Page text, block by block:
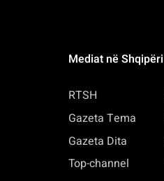
Mediat në Shqipëri
RTSH
Gazeta Tema
Gazeta Dita
Top-channel